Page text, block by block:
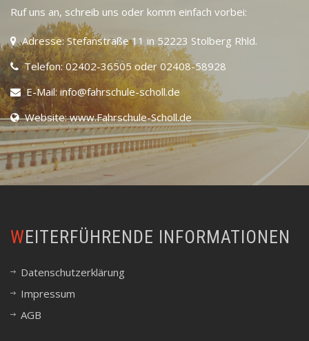
Ruf uns an, schreib uns oder komm einfach vorbei:
Adresse: Stefanstraße 11 in 52223 Stolberg Rhld.
Telefon: 02402-36505 oder 02408-58928
E-Mail: info@fahrschule-scholl.de
Website: www.Fahrschule-Scholl.de
WEITERFÜHRENDE INFORMATIONEN
Datenschutzerklärung
Impressum
AGB